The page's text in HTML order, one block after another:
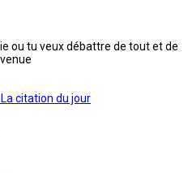
ou tu veux débattre de tout et de
La citation du jour